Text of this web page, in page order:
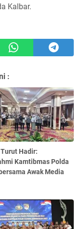
Kalbar.
:
Hadir:
Kamtibmas Polda
Awak Media